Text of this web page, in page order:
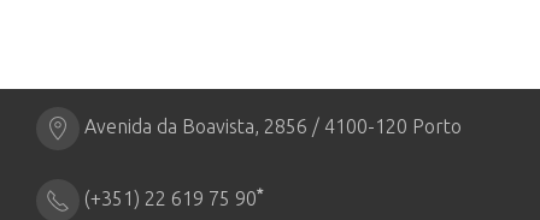
Avenida da Boavista, 2856 / 4100-120 Porto
(+351) 22 619 75 90*